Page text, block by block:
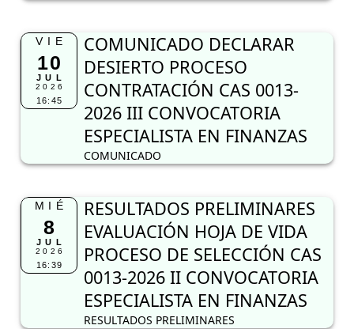
VIE
10
JUL
2026
16:45
COMUNICADO DECLARAR
DESIERTO PROCESO
CONTRATACIÓN CAS 0013-
2026 III CONVOCATORIA
ESPECIALISTA EN FINANZAS
COMUNICADO
MIÉ
8
JUL
2026
16:39
RESULTADOS PRELIMINARES
EVALUACIÓN HOJA DE VIDA
PROCESO DE SELECCIÓN CAS
0013-2026 II CONVOCATORIA
ESPECIALISTA EN FINANZAS
RESULTADOS PRELIMINARES